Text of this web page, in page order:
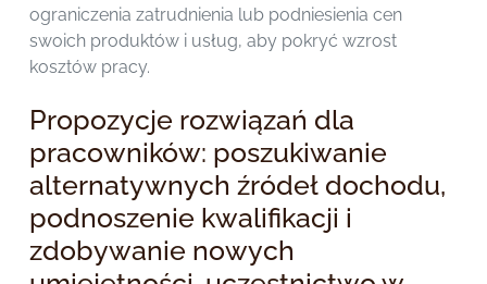
ograniczenia zatrudnienia lub podniesienia cen
swoich produktów i usług, aby pokryć wzrost
kosztów pracy.
Propozycje rozwiązań dla
pracowników: poszukiwanie
alternatywnych źródeł dochodu,
podnoszenie kwalifikacji i
zdobywanie nowych